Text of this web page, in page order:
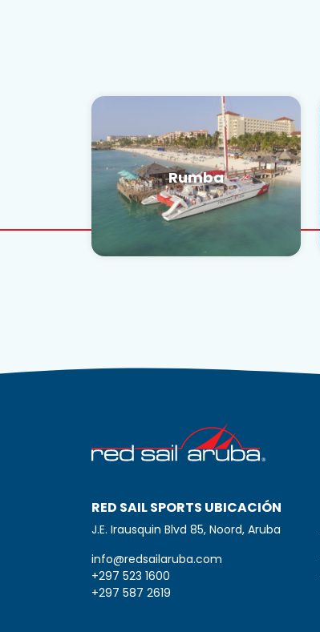
Rumba
RED SAIL SPORTS UBICACIÓN
J.E. Irausquin Blvd 85, Noord, Aruba
info@redsailaruba.com
+297 523 1600
+297 587 2619